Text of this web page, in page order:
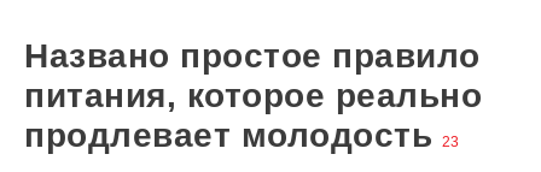
Названо простое правило
питания, которое реально
продлевает молодость
23